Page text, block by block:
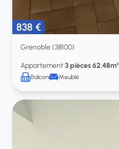
838 €
Grenoble (38100)
Appartement3 pièces 62.48m²
Balcon Meublé